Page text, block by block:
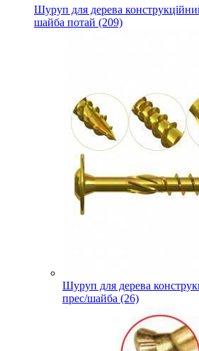
Шуруп для дерева
шайба потай (209)
Шуруп для дерева
прес/шайба (26)